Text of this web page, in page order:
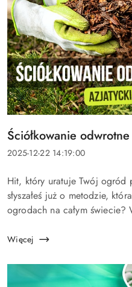
Tytuł
artykułu:
Ściółkowanie
Data
2025-12-22 14:19:00
Treść
artykułu:
Hit, który uratuje Twój ogród
słyszałeś już o metodzie,
ogrodach na całym
Więcej